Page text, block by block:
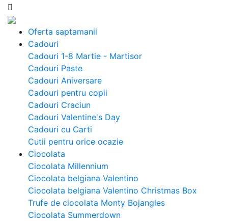
Oferta saptamanii
Cadouri
Cadouri 1-8 Martie - Martisor
Cadouri Paste
Cadouri Aniversare
Cadouri pentru copii
Cadouri Craciun
Cadouri Valentine's Day
Cadouri cu Carti
Cutii pentru orice ocazie
Ciocolata
Ciocolata Millennium
Ciocolata belgiana Valentino
Ciocolata belgiana Valentino Christmas Box
Trufe de ciocolata Monty Bojangles
Ciocolata Summerdown